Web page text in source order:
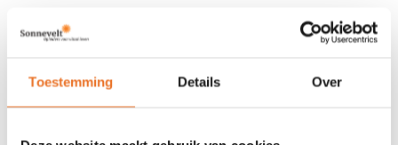
Toestemming Details Over
• Eet niet teveel, soberheid doet de mens
• Drink niet vlak voor, tijdens en direct na het